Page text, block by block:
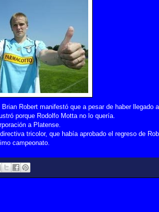
Robert manifestó que a pesar de haber llegado
porque Rodolfo Motta no lo quería.
a Platense.
tricolor, que había aprobado el regreso de
campeonato.